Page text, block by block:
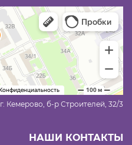
г. Кемерово, б-р Строителей, 32/3
НАШИ КОНТАКТЫ